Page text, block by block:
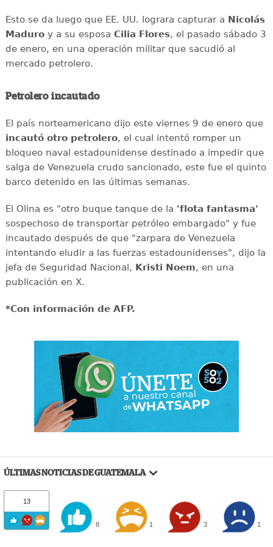
Esto se da luego que EE. UU. lograra capturar a Nicolás
Maduroy a su esposa Cilia Flores, el pasado sábado 3
de enero, en una operación militar que sacudió al
mercado petrolero.
Petrolero incautado
El país norteamericano dijo este viernes 9 de enero que
incautó otro petrolero, el cual intentó romper un
bloqueo naval estadounidense destinado a impedir que
salga de Venezuela crudo sancionado, este fue el quinto
barco detenido en las últimas semanas.
El Olina es "otro buque tanque de la 'flota fantasma'
sospechoso de transportar petróleo embargado" y fue
incautado después de que "zarpara de Venezuela
intentando eludir a las fuerzas estadounidenses", dijo la
jefa de Seguridad Nacional, Kristi Noem, en una
publicación en X.
*Con información de AFP.
ÚLTIMAS NOTICIAS DE GUATEMALA
13
8 1 3 1